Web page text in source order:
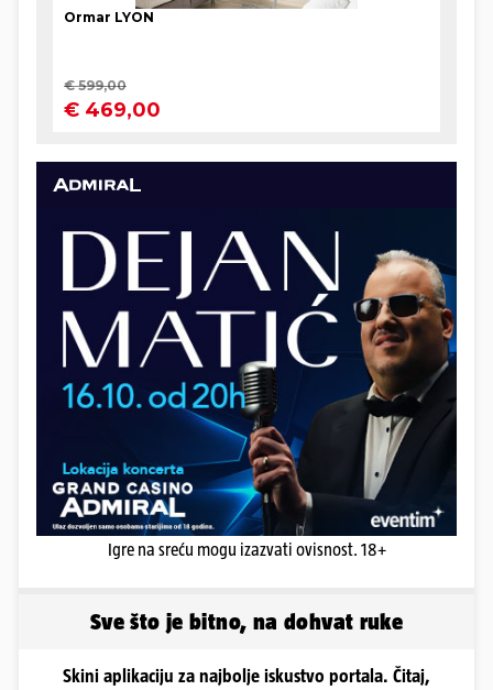
Igre na sreću mogu izazvati ovisnost. 18+
Sve što je bitno, na dohvat ruke
Skini aplikaciju za najbolje iskustvo portala. Čitaj,